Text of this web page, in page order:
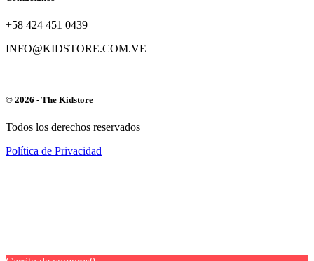
+58 424 451 0439
INFO@KIDSTORE.COM.VE
© 2026 - The Kidstore
Todos los derechos reservados
Política de Privacidad